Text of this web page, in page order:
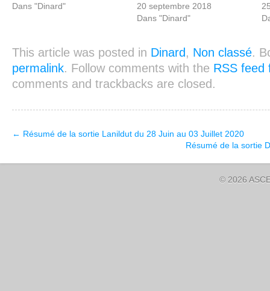
Dans "Dinard"
20 septembre 2018
Dans "Dinard"
This article was posted in Dinard , Non classé.
permalink. Follow comments with the RSS feed
comments and trackbacks are closed.
← Résumé de la sortie Lanildut du 28 Juin au 03 Juillet 2020
Résumé de la sortie
© 2026